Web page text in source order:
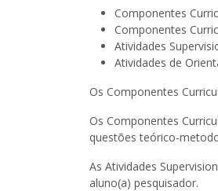
Componentes
Componentes
Atividades
Atividades de
Os Componentes
Os Componentes
questões teórico-
As Atividades
aluno(a) pesquisador.